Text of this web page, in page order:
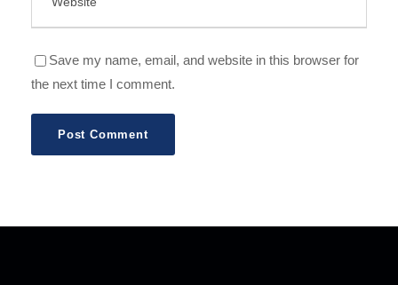
Save my name, email, and website in this browser for
the next time I comment.